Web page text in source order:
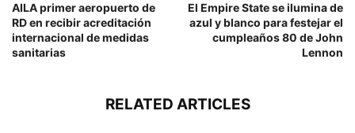
AILA primer aeropuerto de
RD en recibir acreditación
internacional de medidas
sanitarias
El Empire State se ilumina de
azul y blanco para festejar el
cumpleaños 80 de John
Lennon
RELATED ARTICLES